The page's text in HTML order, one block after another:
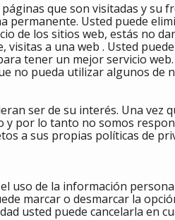
que son visitadas y su
Usted puede
de los sitios web, estás no
a una web . Usted
tener un mejor servicio
no pueda utilizar algunos de
ser de su interés. Una vez
por lo tanto no somos
a sus propias políticas de
uso de la información
marcar o desmarcar la
usted puede cancelarla en